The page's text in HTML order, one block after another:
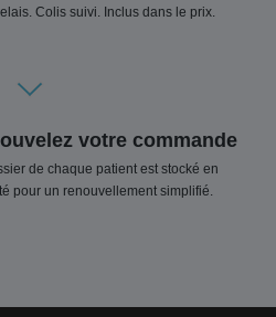
Colis suivi. Inclus dans le prix.
votre commande
de chaque patient est stocké en
pour un renouvellement simplifié.